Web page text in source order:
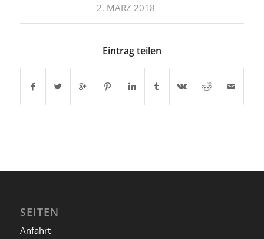
2. MÄRZ 2018
/
Eintrag teilen
SEITEN
Anfahrt